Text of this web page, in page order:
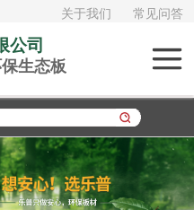
常见问答
关于我们
公司
生态板